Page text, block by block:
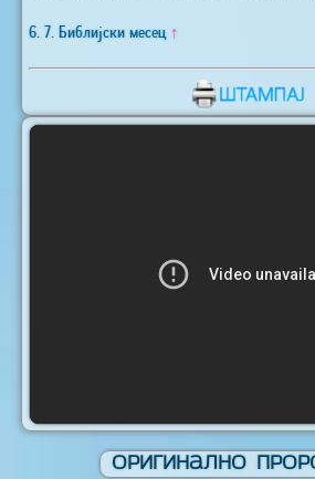
6. 7. Библијски месец ↑
Оригинално